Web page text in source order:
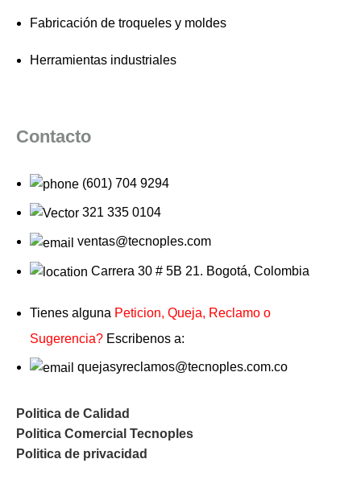
Fabricación de troqueles y moldes
Herramientas industriales
Contacto
(601) 704 9294
321 335 0104
ventas@tecnoples.com
Carrera 30 # 5B 21. Bogotá, Colombia
Tienes alguna Peticion, Queja, Reclamo o
Sugerencia? Escribenos a:
quejasyreclamos@tecnoples.com.co
Politica de Calidad
Politica Comercial Tecnoples
Politica de privacidad